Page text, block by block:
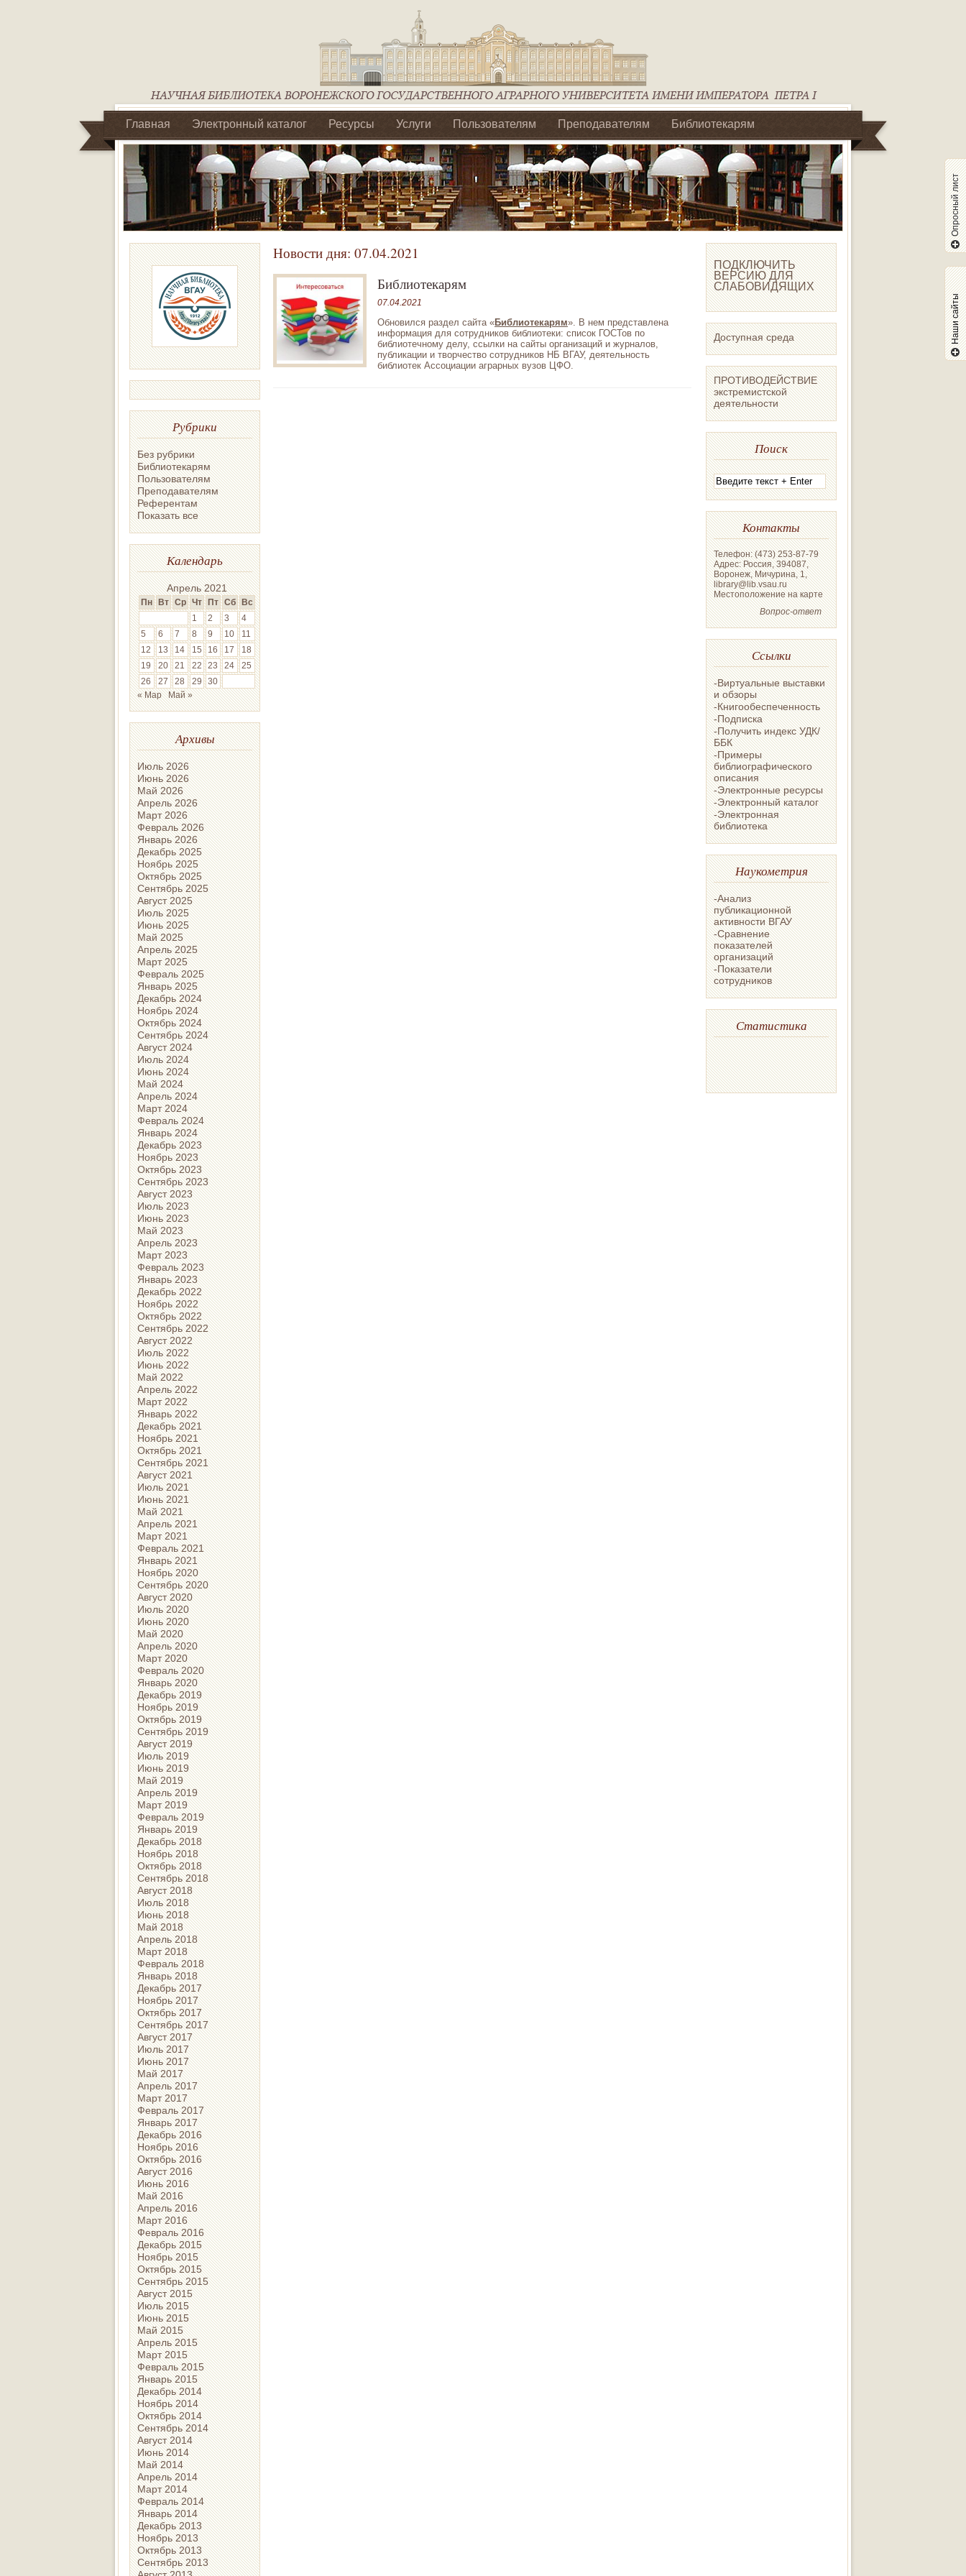
Главная Электронный каталог Ресурсы Услуги Пользователям Преподавателям Библиотекарям
Библиотеки регионального отделения Ассоциации Агрообразование по ЦФО
Рубрики
Без рубрики
Библиотекарям
Пользователям
Преподавателям
Референтам
Показать все
Календарь
Апрель 2021
Пн Вт Ср Чт Пт Сб Вс
1
2 3
4
5
6 7 8 9 10
11
12
13 14 15 16 17
18
19
20 21 22 23 24
25
26
27 28 29
30
« Мар
Май »
Архивы
Июль 2026
Июнь 2026
Май 2026
Апрель 2026
Март 2026
Февраль 2026
Январь 2026
Декабрь 2025
Ноябрь 2025
Октябрь 2025
Сентябрь 2025
Август 2025
Июль 2025
Июнь 2025
Май 2025
Апрель 2025
Март 2025
Февраль 2025
Январь 2025
Декабрь 2024
Ноябрь 2024
Октябрь 2024
Сентябрь 2024
Август 2024
Июль 2024
Июнь 2024
Май 2024
Апрель 2024
Март 2024
Февраль 2024
Январь 2024
Декабрь 2023
Ноябрь 2023
Октябрь 2023
Сентябрь 2023
Август 2023
Июль 2023
Июнь 2023
Май 2023
Апрель 2023
Март 2023
Февраль 2023
Январь 2023
Декабрь 2022
Ноябрь 2022
Октябрь 2022
Сентябрь 2022
Август 2022
Июль 2022
Июнь 2022
Май 2022
Апрель 2022
Март 2022
Январь 2022
Декабрь 2021
Ноябрь 2021
Октябрь 2021
Сентябрь 2021
Август 2021
Июль 2021
Июнь 2021
Май 2021
Апрель 2021
Март 2021
Февраль 2021
Январь 2021
Ноябрь 2020
Сентябрь 2020
Август 2020
Июль 2020
Июнь 2020
Май 2020
Апрель 2020
Март 2020
Февраль 2020
Январь 2020
Декабрь 2019
Ноябрь 2019
Октябрь 2019
Сентябрь 2019
Август 2019
Июль 2019
Июнь 2019
Май 2019
Апрель 2019
Март 2019
Февраль 2019
Январь 2019
Декабрь 2018
Ноябрь 2018
Октябрь 2018
Сентябрь 2018
Август 2018
Июль 2018
Июнь 2018
Май 2018
Апрель 2018
Март 2018
Февраль 2018
Январь 2018
Декабрь 2017
Ноябрь 2017
Октябрь 2017
Сентябрь 2017
Август 2017
Июль 2017
Июнь 2017
Май 2017
Апрель 2017
Март 2017
Февраль 2017
Январь 2017
Декабрь 2016
Ноябрь 2016
Октябрь 2016
Август 2016
Июнь 2016
Май 2016
Апрель 2016
Март 2016
Февраль 2016
Декабрь 2015
Ноябрь 2015
Октябрь 2015
Сентябрь 2015
Август 2015
Июль 2015
Июнь 2015
Май 2015
Апрель 2015
Март 2015
Февраль 2015
Январь 2015
Декабрь 2014
Ноябрь 2014
Октябрь 2014
Сентябрь 2014
Август 2014
Июнь 2014
Май 2014
Апрель 2014
Март 2014
Февраль 2014
Январь 2014
Декабрь 2013
Ноябрь 2013
Октябрь 2013
Сентябрь 2013
Новости дня: 07.04.2021
Библиотекарям
07.04.2021
Обновился раздел сайта «Библиотекарям». В нем представлена
информация для сотрудников библиотеки: список ГОСТов по
библиотечному делу, ссылки на сайты организаций и журналов,
публикации и творчество сотрудников НБ ВГАУ, деятельность
библиотек Ассоциации аграрных вузов ЦФО.
ПОДКЛЮЧИТЬ
ВЕРСИЮ ДЛЯ
СЛАБОВИДЯЩИХ
Доступная среда
ПРОТИВОДЕЙСТВИЕ
экстремистской
деятельности
Поиск
Контакты
Телефон: (473) 253-87-79
Адрес: Россия, 394087,
Воронеж, Мичурина, 1,
library@lib.vsau.ru
Местоположение на карте
Вопрос-ответ
Ссылки
-Виртуальные выставки
и обзоры
-Книгообеспеченность
-Подписка
-Получить индекс УДК/
ББК
-Примеры
библиографического
описания
-Электронные ресурсы
-Электронный каталог
-Электронная
библиотека
Наукометрия
-Анализ
публикационной
активности ВГАУ
-Сравнение
показателей
организаций
-Показатели
сотрудников
Статистика
Опросный лист
Наши сайты